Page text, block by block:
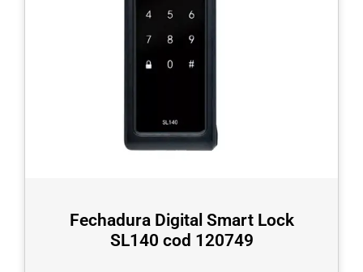
Fechadura Digital Smart Lock
SL140 cod 120749